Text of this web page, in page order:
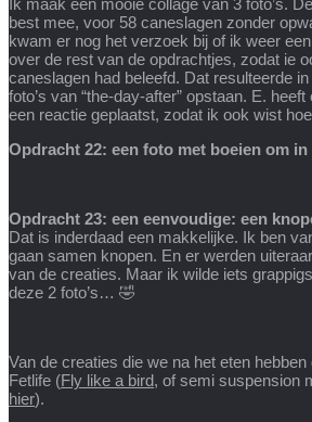
best mee, voor 58 caneslagen zonder
kwam er nog het verzoek bij of ik weer
over de rest van de opdrachtjes, zodat ie
caneslagen had beleefd. Dat resulteerde in
foto’s van “the-day-after” opstaan. E.
een reactie geplaatst, zodat ik ook wist
Opdracht 22: een foto met boeien om
Opdracht 23: een eenvoudige: een
Dat is inderdaad een makkelijke. Ik ben
gaan samen knopen. En er werden
van de creaties. Maar ik wilde iets
deze 2 foto’s… 🤣
Van de creaties die we na het eten hebben
Fetlife (Fly like a bird, of semi suspension
hier).